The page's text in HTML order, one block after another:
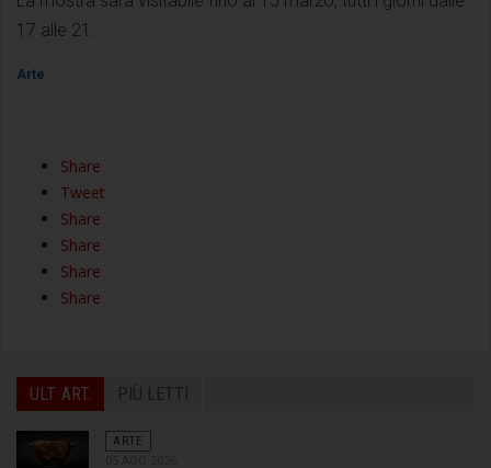
17 alle 21.
Arte
Share
Tweet
Share
Share
Share
Share
ULT. ART. PIÙ LETTI
ARTE